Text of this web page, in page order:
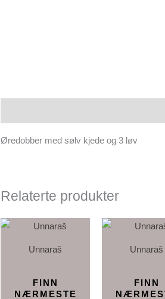
Øredobber med sølv kjede og 3 løv
Relaterte produkter
Unnaraš
FINN
NÆRMESTE
Unnaraš
FINN